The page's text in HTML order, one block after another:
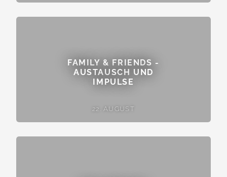
FAMILY & FRIENDS -
AUSTAUSCH UND
IMPULSE
22. AUGUST